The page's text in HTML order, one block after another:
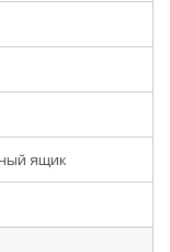
ящик